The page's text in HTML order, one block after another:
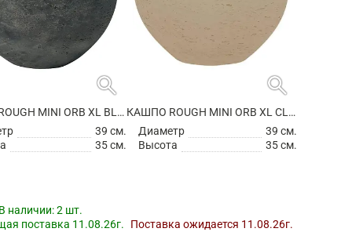
search
КАШПО ROUGH MINI ORB XL BLACK WASHED
39 см.
35 см.
наличии:2 шт.
поставка 11.08.26г.
search
КАШПО ROUGH MINI ORB XL CLAY WASHED
Диаметр
39 см.
Высота
35 см.
Поставка ожидается 11.08.26г.